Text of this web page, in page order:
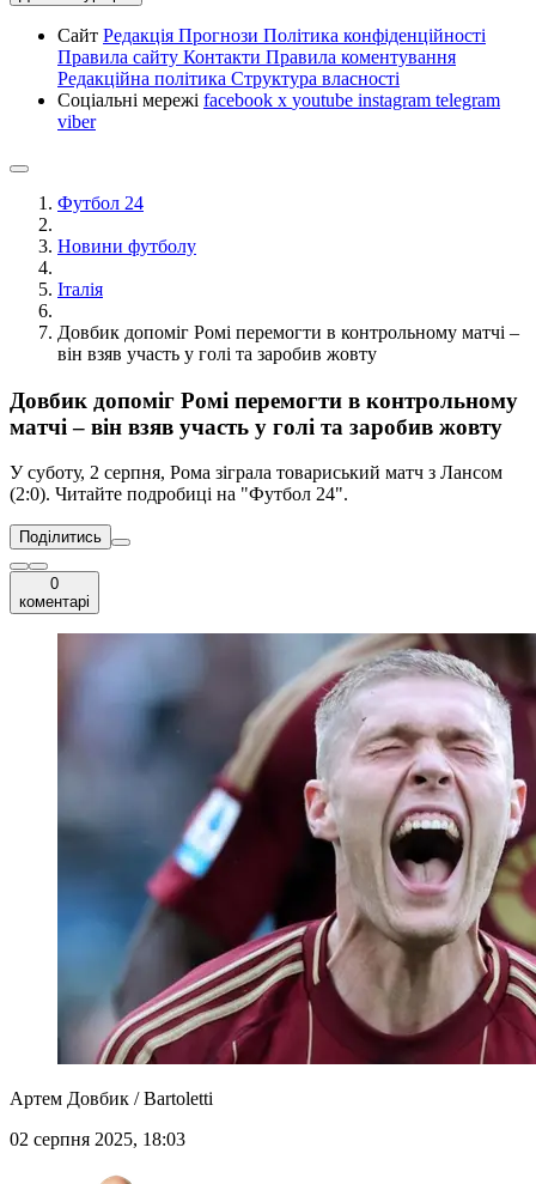
Сайт Редакція Прогнози Політика конфіденційності
Правила сайту Контакти Правила коментування
Редакційна політика Структура власності
Соціальні мережі facebook x youtube instagram telegram
viber
Футбол 24
Новини футболу
Італія
Довбик допоміг Ромі перемогти в контрольному матчі –
він взяв участь у голі та заробив жовту
Довбик допоміг Ромі перемогти в контрольному
матчі – він взяв участь у голі та заробив жовту
У суботу, 2 серпня, Рома зіграла товариський матч з Лансом
(2:0). Читайте подробиці на "Футбол 24".
Поділитись
0
коментарі
Артем Довбик / Bartoletti
02 серпня 2025, 18:03